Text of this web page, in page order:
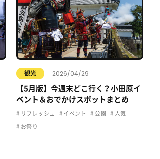
観光 2026/04/29
【5月版】今週末どこ行く？小田原イ
ベント＆おでかけスポットまとめ
リフレッシュ イベント 公園 人気
お祭り